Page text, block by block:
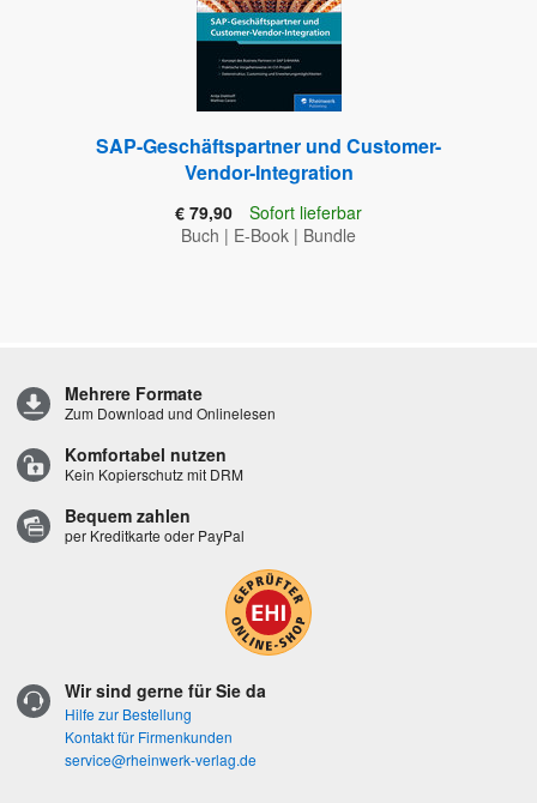
SAP-Geschäftspartner und Customer-
Vendor-Integration
€ 79,90
Sofort lieferbar
Buch | E-Book | Bundle
Mehrere Formate
Zum Download und Onlinelesen
Komfortabel nutzen
Kein Kopierschutz mit DRM
Bequem zahlen
per Kreditkarte oder PayPal
Wir sind gerne für Sie da
Hilfe zur Bestellung
Kontakt für Firmenkunden
service@rheinwerk-verlag.de